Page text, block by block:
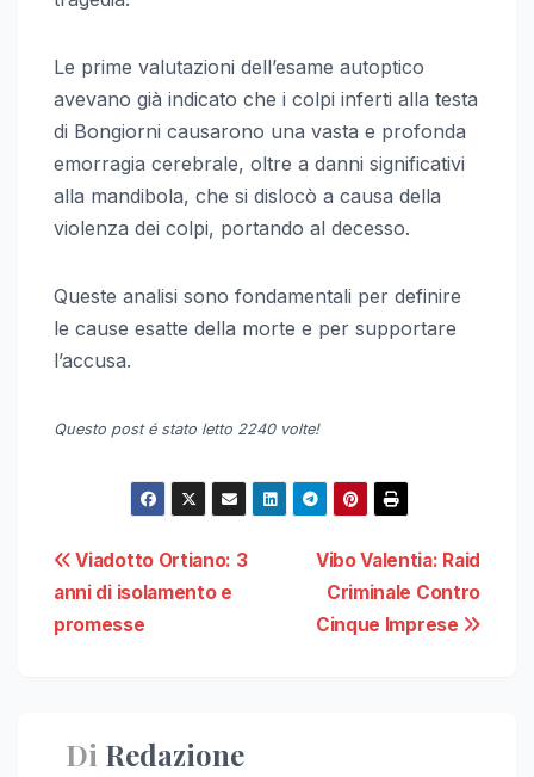
Le prime valutazioni dell’esame autoptico
avevano già indicato che i colpi inferti alla testa
di Bongiorni causarono una vasta e profonda
emorragia cerebrale, oltre a danni significativi
alla mandibola, che si dislocò a causa della
violenza dei colpi, portando al decesso.
Queste analisi sono fondamentali per definire
le cause esatte della morte e per supportare
l’accusa.
Questo post é stato letto 2240 volte!
Navigazione
articoli
Vibo Valentia: Raid
Criminale Contro
Cinque Imprese
Viadotto Ortiano: 3
anni di isolamento e
promesse
Di Redazione